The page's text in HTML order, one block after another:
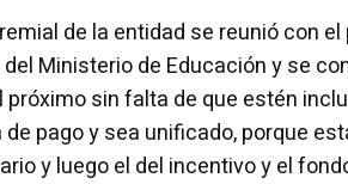
de la entidad se reunió con
Ministerio de Educación y se
sin falta de que estén
pago y sea unificado, porque
y luego el del incentivo y el